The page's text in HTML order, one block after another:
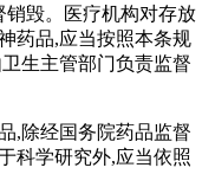
销毁。医疗机构对存放
药品,应当按照本条规
生主管部门负责监督
,除经国务院药品监督
科学研究外,应当依照